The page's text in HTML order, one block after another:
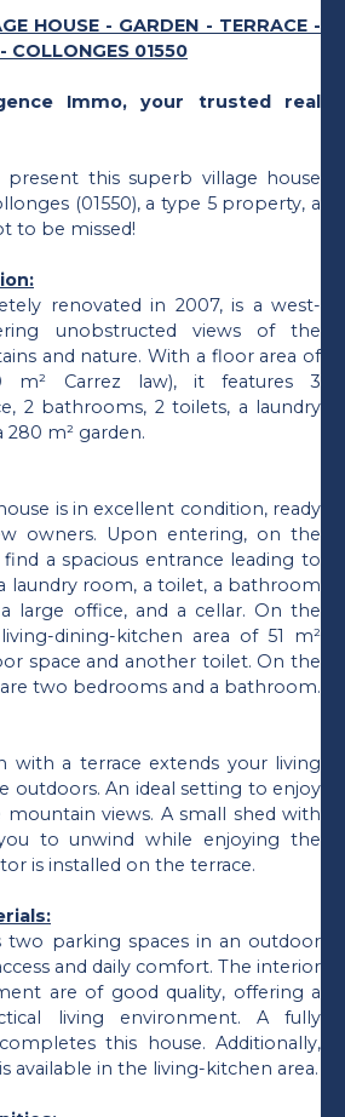
HOUSE - GARDEN - TERRACE -
COLLONGES 01550
Immo, your trusted real
this superb village house
(01550), a type 5 property, a
to be missed!
renovated in 2007, is a west-
unobstructed views of the
and nature. With a floor area of
m² Carrez law), it features 3
2 bathrooms, 2 toilets, a laundry
280 m² garden.
is in excellent condition, ready
owners. Upon entering, on the
a spacious entrance leading to
laundry room, a toilet, a bathroom
large office, and a cellar. On the
dining-kitchen area of 51 m²
space and another toilet. On the
two bedrooms and a bathroom.
with a terrace extends your living
outdoors. An ideal setting to enjoy
mountain views. A small shed with
to unwind while enjoying the
is installed on the terrace.
two parking spaces in an outdoor
and daily comfort. The interior
are of good quality, offering a
living environment. A fully
this house. Additionally,
available in the living-kitchen area.